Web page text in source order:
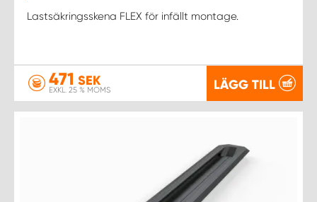
Lastsäkringsskena FLEX för infällt montage.
471 SEK
EXKL. 25 % MOMS LÄGG TILL